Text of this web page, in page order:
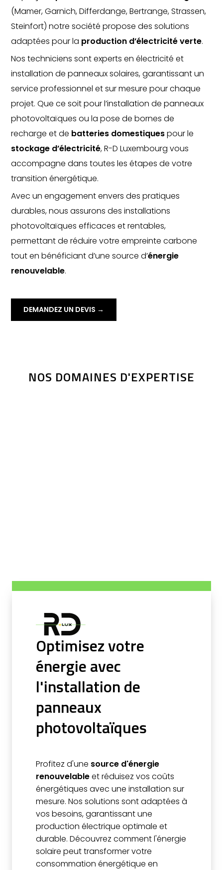
(Mamer, Garnich, Differdange, Bertrange, Strassen,
Steinfort) notre société propose des solutions
adaptées pour la production d’électricité verte.
Nos techniciens sont experts en électricité et
installation de panneaux solaires, garantissant un
service professionnel et sur mesure pour chaque
projet. Que ce soit pour l’installation de panneaux
photovoltaïques ou la pose de bornes de
recharge et de batteries domestiquespour le
stockage d’électricité, R-D Luxembourg vous
accompagne dans toutes les étapes de votre
transition énergétique.
Avec un engagement envers des pratiques
durables, nous assurons des installations
photovoltaïques efficaces et rentables,
permettant de réduire votre empreinte carbone
tout en bénéficiant d’une source d’énergie
renouvelable.
DEMANDEZ UN DEVIS →
NOS DOMAINES D'EXPERTISE
Optimisez votre
énergie avec
l'installation de
panneaux
photovoltaïques
Profitez d'une source d'énergie
renouvelableet réduisez vos coûts
énergétiques avec une installation sur
mesure. Nos solutions sont adaptées à
vos besoins, garantissant une
production électrique optimale et
durable. Découvrez comment l'énergie
solaire peut transformer votre
consommation énergétique en